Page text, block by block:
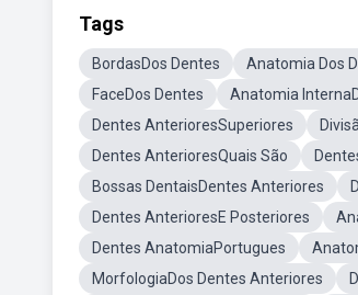
Tags
BordasDos Dentes Anatomia Dos
FaceDos Dentes
Anatomia
Dentes AnterioresSuperiores
Dentes AnterioresQuais São
Bossas DentaisDentes Anteriores
Dentes AnterioresE Posteriores
Dentes AnatomiaPortugues
MorfologiaDos Dentes Anteriores